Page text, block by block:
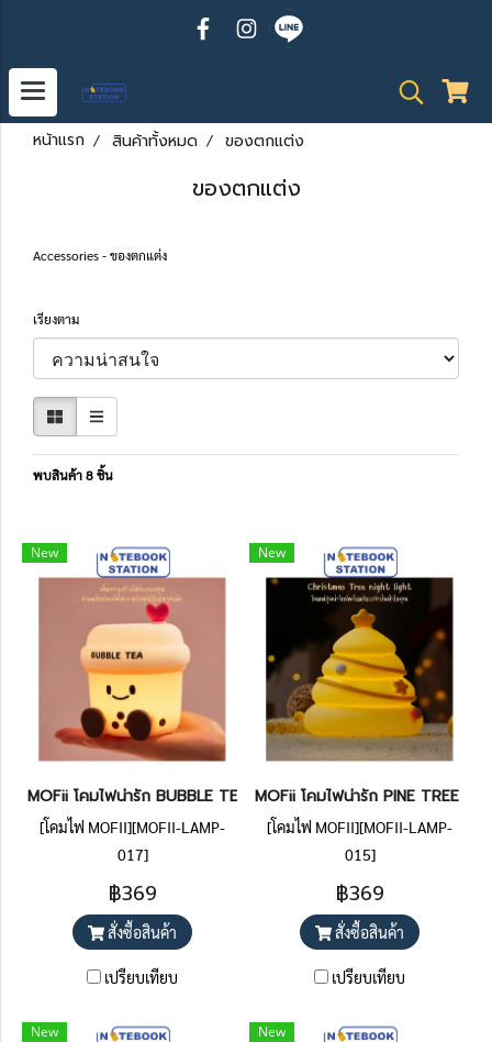
หน้าแรก สินค้าทั้งหมด ของตกแต่ง
ของตกแต่ง
Accessories - ของตกแต่ง
เรียงตาม
พบสินค้า 8 ชิ้น
New
MOFii โคมไฟน่ารัก BUBBLE TEA น้องชานมเลิฟเวอร์ ปรับระดับแสงตั้
[โคมไฟ MOFII][MOFII-LAMP-
017]
฿369
สั่งซื้อสินค้า
เปรียบเทียบ
New
MOFii โคมไฟน่ารัก PINE TREE ต้
[โคมไฟ MOFII][MOFII-LAMP-
015]
฿369
สั่งซื้อสินค้า
เปรียบเทียบ
New New